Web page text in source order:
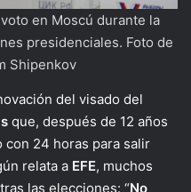
en Moscú durante la
presidenciales. Foto de
Shipenkov
del visado del
que, después de 12 años
con 24 horas para salir
relata a EFE, muchos
las elecciones: “No